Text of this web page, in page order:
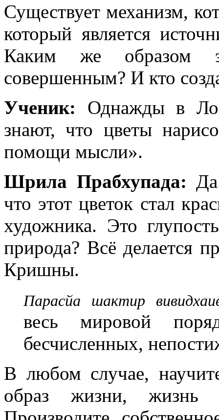
Существует механизм,
который является
Каким же образом
совершенным? И кто
Ученик: Однажды в
знают, что цветы
помощи мысли».
Шрила Прабхупада:
что этот цветок стал
художника. Это
природа? Всё делается
Кришны.
Парасйа шактир
весь мировой
бесчисленных,
В любом случае,
образ жизни, жизнь